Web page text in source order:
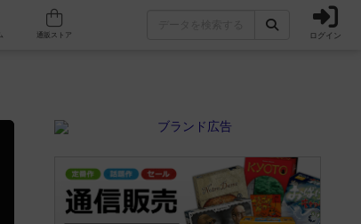
人気ボードゲーム ログイン